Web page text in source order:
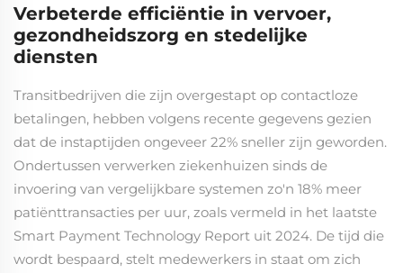
Verbeterde efficiëntie in vervoer,
gezondheidszorg en stedelijke
diensten
Transitbedrijven die zijn overgestapt op contactloze
betalingen, hebben volgens recente gegevens gezien
dat de instaptijden ongeveer 22% sneller zijn geworden.
Ondertussen verwerken ziekenhuizen sinds de
invoering van vergelijkbare systemen zo'n 18% meer
patiënttransacties per uur, zoals vermeld in het laatste
Smart Payment Technology Report uit 2024. De tijd die
wordt bespaard, stelt medewerkers in staat om zich